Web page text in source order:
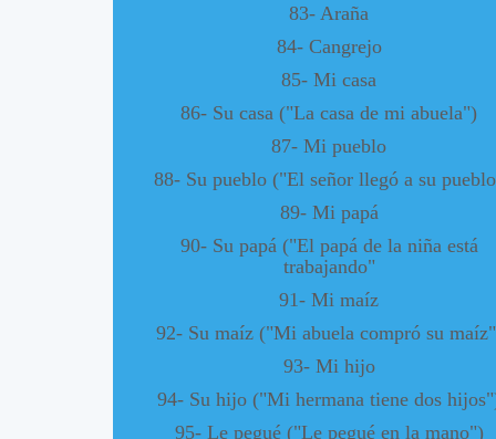
83- Araña
84- Cangrejo
85- Mi casa
86- Su casa ("La casa de mi abuela")
87- Mi pueblo
88- Su pueblo ("El señor llegó a su
89- Mi papá
90- Su papá ("El papá de la niña está
trabajando"
91- Mi maíz
92- Su maíz ("Mi abuela compró su
93- Mi hijo
94- Su hijo ("Mi hermana tiene dos
95- Le pegué ("Le pegué en la mano")